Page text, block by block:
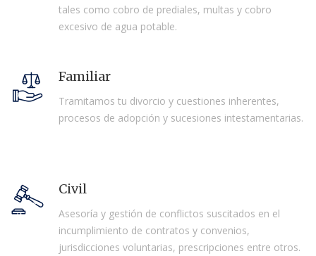
tales como cobro de prediales, multas y cobro
excesivo de agua potable.
Familiar
Tramitamos tu divorcio y cuestiones inherentes,
procesos de adopción y sucesiones intestamentarias.
Civil
Asesoría y gestión de conflictos suscitados en el
incumplimiento de contratos y convenios,
jurisdicciones voluntarias, prescripciones entre otros.